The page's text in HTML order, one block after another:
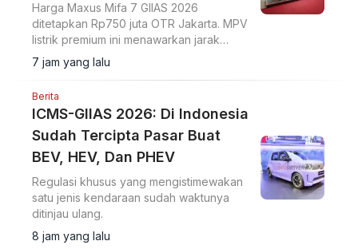
Harga Maxus Mifa 7 GIIAS 2026
ditetapkan Rp750 juta OTR Jakarta. MPV
listrik premium ini menawarkan jarak
tempuh 570 km dan ADAS Level 2+.
7 jam yang lalu
Berita
ICMS-GIIAS 2026: Di Indonesia
Sudah Tercipta Pasar Buat
BEV, HEV, Dan PHEV
Regulasi khusus yang mengistimewakan
satu jenis kendaraan sudah waktunya
ditinjau ulang.
8 jam yang lalu